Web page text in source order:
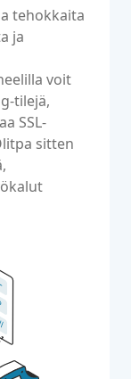
tehokkaita
ja
voit
tilejä,
SSL-
sitten